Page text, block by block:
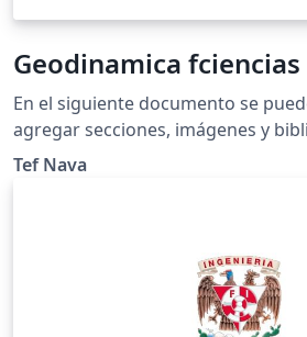
Geodinamica
En el siguiente documento se
agregar secciones, imágenes y
original por Alvarez, con licencia de
Tef Nava